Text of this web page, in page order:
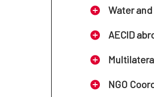
Water
AECID
NGO